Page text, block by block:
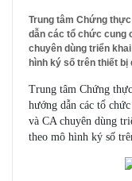
Trung tâm Chứng
dẫn các tổ chức cung
chuyên dùng triển
hình ký số trên thiết
Trung tâm Chứng
hướng dẫn các tổ
và CA chuyên dùng
theo mô hình ký số